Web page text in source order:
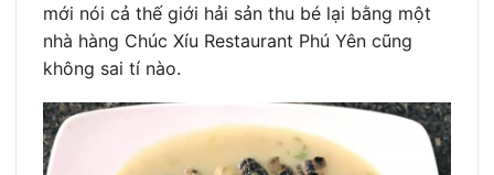
mới nói cả thế giới hải sản thu bé lại bằng một
nhà hàng Chúc Xíu Restaurant Phú Yên cũng
không sai tí nào.